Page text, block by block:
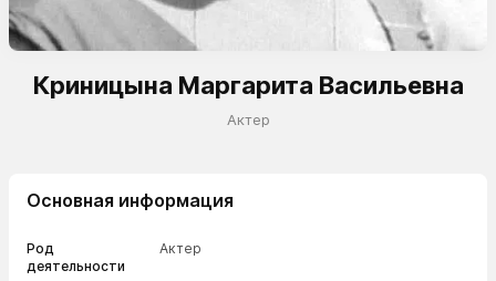
Криницына Маргарита Васильевна
Актер
Основная информация
Род
деятельности
Актер